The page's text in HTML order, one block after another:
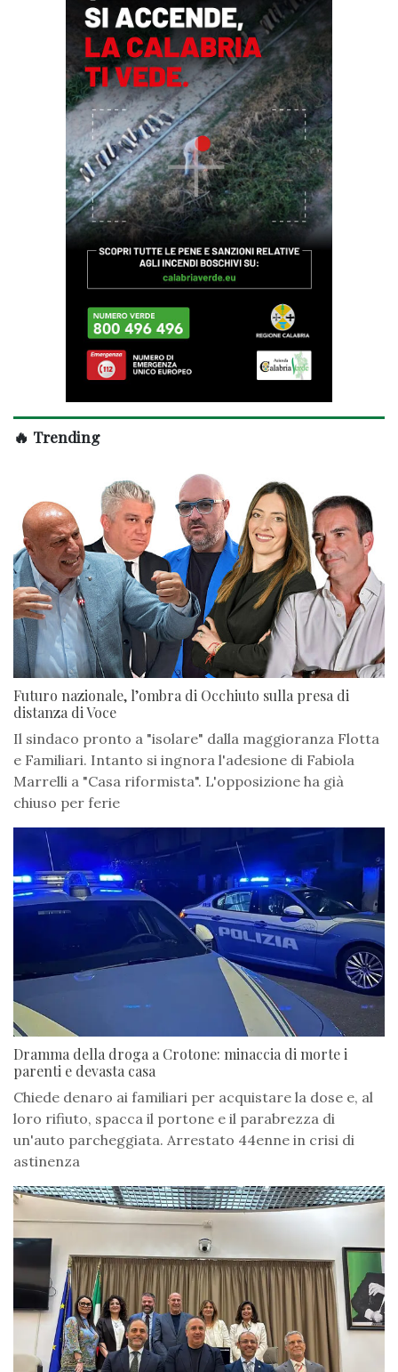
🔥 Trending
Futuro nazionale, l’ombra di Occhiuto sulla presa di
distanza di Voce
Il sindaco pronto a "isolare" dalla maggioranza Flotta
e Familiari. Intanto si ingnora l'adesione di Fabiola
Marrelli a "Casa riformista". L'opposizione ha già
chiuso per ferie
Dramma della droga a Crotone: minaccia di morte i
parenti e devasta casa
Chiede denaro ai familiari per acquistare la dose e, al
loro rifiuto, spacca il portone e il parabrezza di
un'auto parcheggiata. Arrestato 44enne in crisi di
astinenza